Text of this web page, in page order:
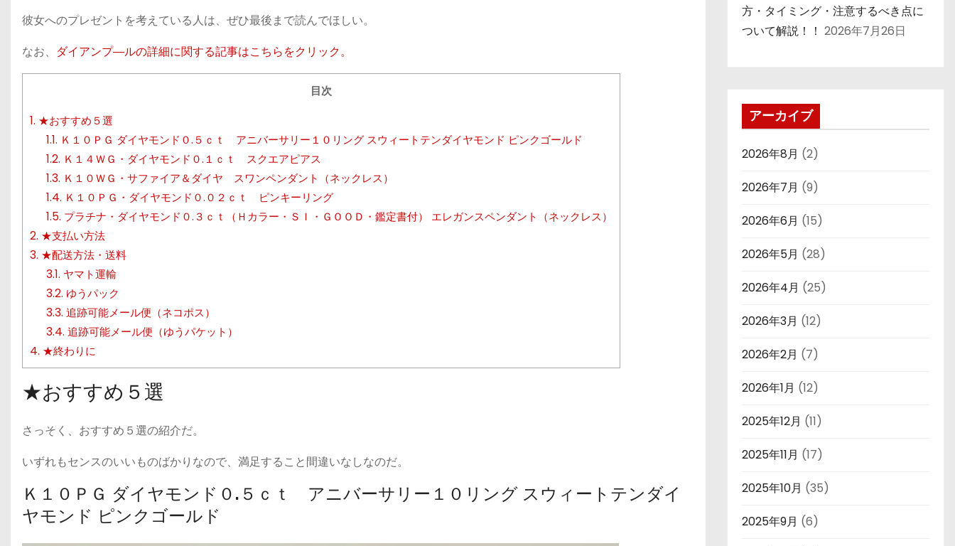
彼女へのプレゼントを考えている人は、ぜひ最後まで読んでほしい。
なお、 ダイアンプ―ルの詳細に関する記事はこちらをクリック。
目次
1. ★おすすめ５選
1.1. Ｋ１０ＰＧ ダイヤモンド０.５ｃｔ アニバーサリー１０リング スウィートテンダイヤモンド ピンクゴールド
1.2. Ｋ１４ＷＧ・ダイヤモンド０.１ｃｔ スクエアピアス
1.3. Ｋ１０ＷＧ・サファイア＆ダイヤ スワンペンダント（ネックレス）
1.4. Ｋ１０ＰＧ・ダイヤモンド０.０２ｃｔ ピンキーリング
1.5. プラチナ・ダイヤモンド０.３ｃｔ（Ｈカラー・ＳＩ・ＧＯＯＤ・鑑定書付） エレガンスペンダント（ネックレス）
2. ★支払い方法
3. ★配送方法・送料
3.1. ヤマト運輸
3.2. ゆうパック
3.3. 追跡可能メール便（ネコポス）
3.4. 追跡可能メール便（ゆうパケット）
4. ★終わりに
★おすすめ５選
さっそく、おすすめ５選の紹介だ。
いずれもセンスのいいものばかりなので、満足すること間違いなしなのだ。
Ｋ１０ＰＧ ダイヤモンド０.５ｃｔ アニバーサリー１０リング スウィートテンダイ
ヤモンド ピンクゴールド
方・タイミング・注意するべき点に
ついて解説！！ 2026年7月26日
アーカイブ
2026年8月 (2)
2026年7月 (9)
2026年6月 (15)
2026年5月 (28)
2026年4月 (25)
2026年3月 (12)
2026年2月 (7)
2026年1月 (12)
2025年12月 (11)
2025年11月 (17)
2025年10月 (35)
2025年9月 (6)